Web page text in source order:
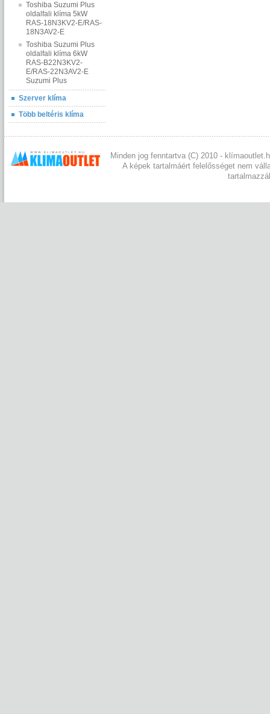
Toshiba Suzumi Plus
oldalfali klíma 5kW
RAS-18N3KV2-E/RAS-
18N3AV2-E
Toshiba Suzumi Plus
oldalfali klíma 6kW
RAS-B22N3KV2-
E/RAS-22N3AV2-E
Suzumi Plus
Szerver klíma
Több beltéris klíma
Minden jog fenntartva (C) 2010 -
A képek tartalmáért felelősséget nem